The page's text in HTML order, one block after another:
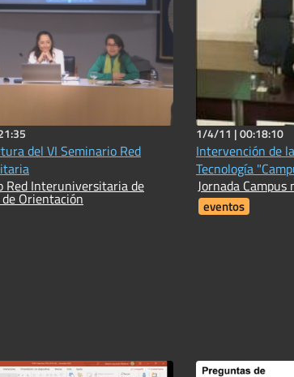
del VI Seminario Red
Red Interuniversitaria de
Orientación
1/4/11 |00:18:10
Intervención de
Tecnología
Jornada
eventos